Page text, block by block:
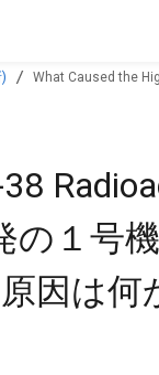
What Caused the High Cl-38
１号
因は何